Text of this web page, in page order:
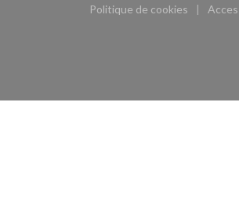
Politique de cookies
((ouvre une